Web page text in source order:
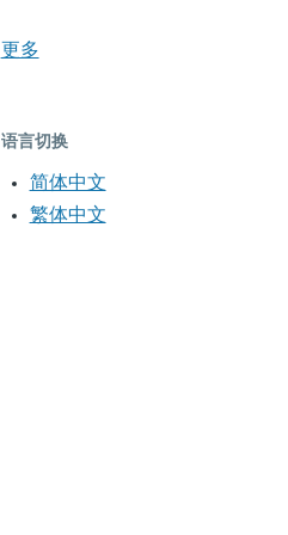
更多
语言切换
简体中文
繁体中文